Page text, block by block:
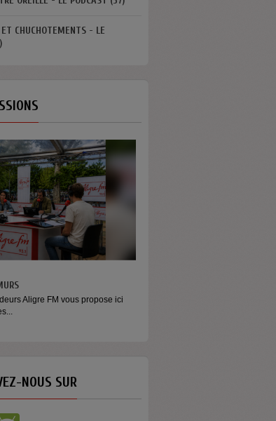
ET CHUCHOTEMENTS - LE
Aligre FM vous propose ici
NOUS SUR